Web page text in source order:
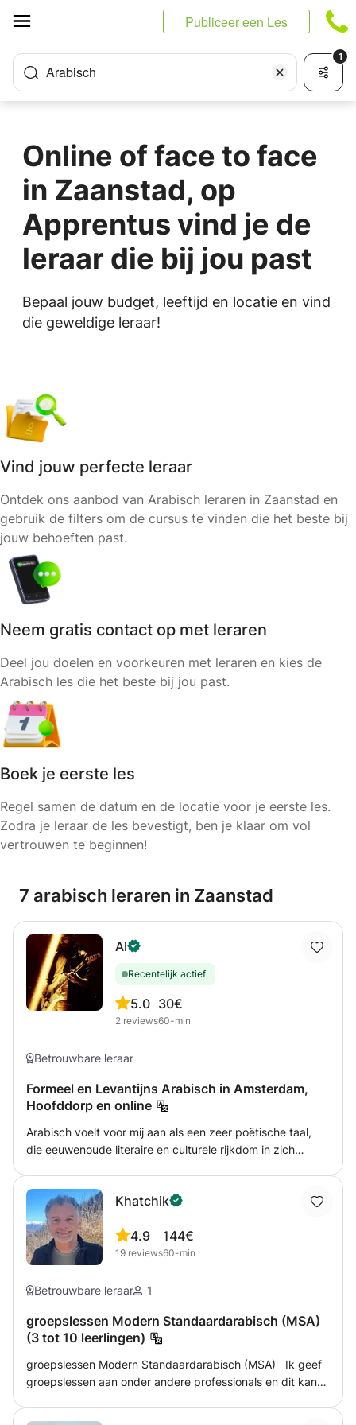
Publiceer een Les
Arabisch
1
Online of face to face
in Zaanstad, op
Apprentus vind je de
leraar die bij jou past
Bepaal jouw budget, leeftijd en locatie en vind
die geweldige leraar!
Vind jouw perfecte leraar
Ontdek ons aanbod van Arabisch leraren in Zaanstad en
gebruik de filters om de cursus te vinden die het beste bij
jouw behoeften past.
Neem gratis contact op met leraren
Deel jou doelen en voorkeuren met leraren en kies de
Arabisch les die het beste bij jou past.
Boek je eerste les
Regel samen de datum en de locatie voor je eerste les.
Zodra je leraar de les bevestigt, ben je klaar om vol
vertrouwen te beginnen!
7 arabisch leraren in Zaanstad
Al
Recentelijk actief
5.0
2 reviews
30€
60-min
Betrouwbare leraar
Formeel en Levantijns Arabisch in Amsterdam,
Hoofddorp en online
Arabisch voelt voor mij aan als een zeer poëtische taal,
die eeuwenoude literaire en culturele rijkdom in zich
praktische communicatieve vaardigheden die je in echte
gesprekken kunt gebruiken, en tegelijkertijd een goed
begrip van de structuur, patronen en logica van de taal te
bevorderen. Alle niveaus zijn welkom, of je nu net begint
combineren structuur met flexibiliteit, waardoor je in je
contact met mij op als u vragen heeft.
Khatchik
4.9
19 reviews
144€
60-min
Betrouwbare leraar 1
groepslessen Modern Standaardarabisch (MSA)
(3 tot 10 leerlingen)
groepslessen Modern Standaardarabisch (MSA) Ik geef
groepslessen aan onder andere professionals en dit kan